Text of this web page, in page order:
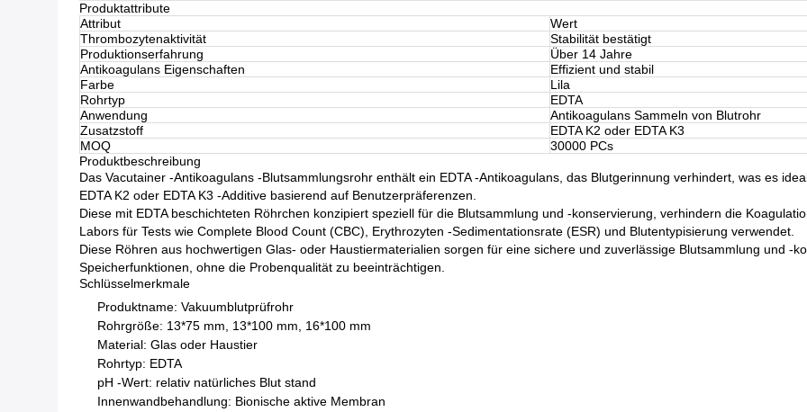
Produktattribute
Attribut
Wert
Thrombozytenaktivität
Stabilität bestätigt
Produktionserfahrung
Über 14 Jahre
Antikoagulans Eigenschaften
Effizient und stabil
Farbe
Lila
Rohrtyp
EDTA
Anwendung
Antikoagulans Sammeln von Blutrohr
Zusatzstoff
EDTA K2 oder EDTA K3
MOQ
30000 PCs
Produktbeschreibung
Das Vacutainer -Antikoagulans -Blutsammlungsrohr enthält ein EDTA -Antikoagulans, das Blutgerinnung verhindert, was es
EDTA K2 oder EDTA K3 -Additive basierend auf Benutzerpräferenzen.
Diese mit EDTA beschichteten Röhrchen konzipiert speziell für die Blutsammlung und -konservierung, verhindern die
Labors für Tests wie Complete Blood Count (CBC), Erythrozyten -Sedimentationsrate (ESR) und Blutentypisierung verwendet.
Diese Röhren aus hochwertigen Glas- oder Haustiermaterialien sorgen für eine sichere und zuverlässige Blutsammlung und -
Speicherfunktionen, ohne die Probenqualität zu beeinträchtigen.
Schlüsselmerkmale
Produktname: Vakuumblutprüfrohr
Rohrgröße: 13*75 mm, 13*100 mm, 16*100 mm
Material: Glas oder Haustier
Rohrtyp: EDTA
pH -Wert: relativ natürliches Blut stand
Innenwandbehandlung: Bionische aktive Membran